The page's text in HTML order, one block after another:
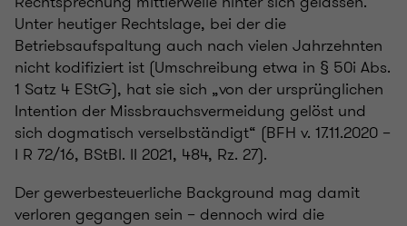
Unter heutiger Rechtslage, bei der die
Betriebsaufspaltung auch nach vielen Jahrzehnten
nicht kodifiziert ist (Umschreibung etwa in § 50i Abs.
1 Satz 4 EStG), hat sie sich „von der ursprünglichen
Intention der Missbrauchsvermeidung gelöst und
sich dogmatisch verselbständigt“ (BFH v. 17.11.2020 –
I R 72/16, BStBl. II 2021, 484, Rz. 27).
Der gewerbesteuerliche Background mag damit
verloren gegangen sein – dennoch wird die